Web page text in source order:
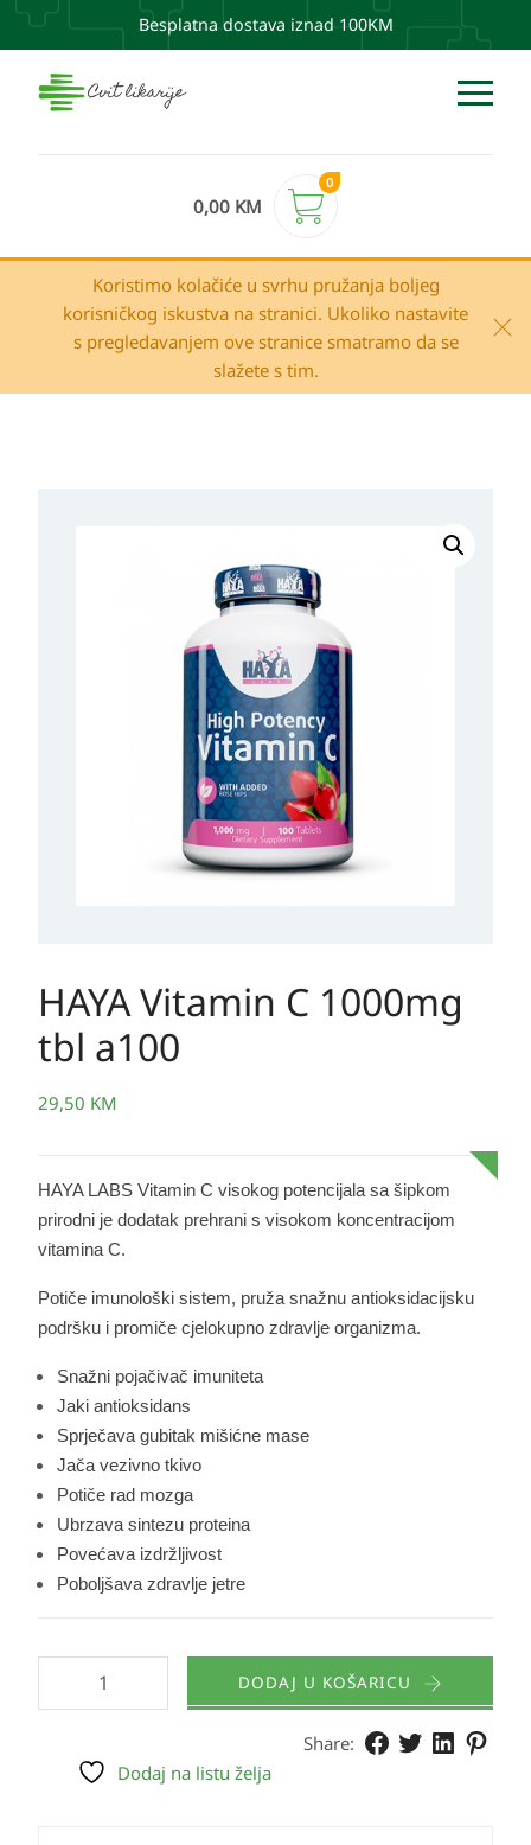
Besplatna dostava iznad 100KM
0,00 KM
0
Koristimo kolačiće u svrhu pružanja boljeg
korisničkog iskustva na stranici. Ukoliko nastavite
s pregledavanjem ove stranice smatramo da se
slažete s tim.
HAYA Vitamin C 1000mg
tbl a100
29,50 KM
HAYA LABS Vitamin C visokog potencijala sa šipkom
prirodni je dodatak prehrani s visokom koncentracijom
vitamina C.
Potiče imunološki sistem, pruža snažnu antioksidacijsku
podršku i promiče cjelokupno zdravlje organizma.
Snažni pojačivač imuniteta
Jaki antioksidans
Sprječava gubitak mišićne mase
Jača vezivno tkivo
Potiče rad mozga
Ubrzava sintezu proteina
Povećava izdržljivost
Poboljšava zdravlje jetre
DODAJ U KOŠARICU
Share:
Dodaj na listu želja